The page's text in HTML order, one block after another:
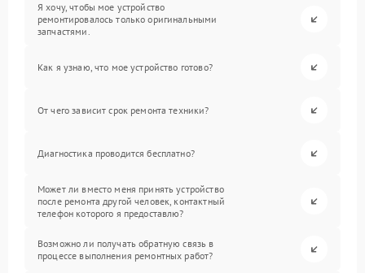
Я хочу, чтобы мое устройство
ремонтировалось только оригинальными
запчастями.
Как я узнаю, что мое устройство готово?
От чего зависит срок ремонта техники?
Диагностика проводится бесплатно?
Может ли вместо меня принять устройство
после ремонта другой человек, контактный
телефон которого я предоставлю?
Возможно ли получать обратную связь в
процессе выполнения ремонтных работ?